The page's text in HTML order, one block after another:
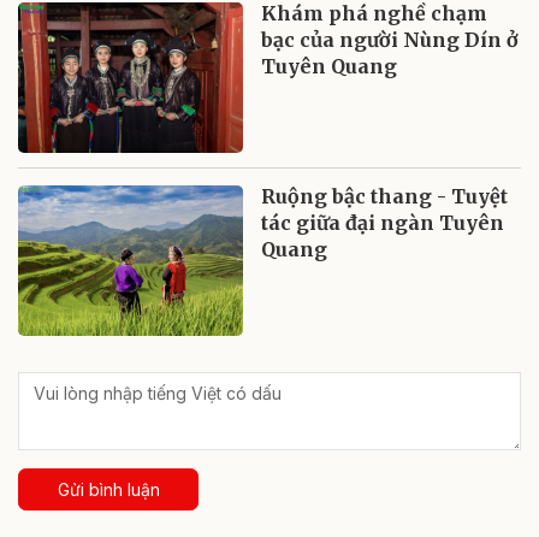
Khám phá nghề chạm
bạc của người Nùng Dín ở
Tuyên Quang
Ruộng bậc thang - Tuyệt
tác giữa đại ngàn Tuyên
Quang
Gửi bình luận